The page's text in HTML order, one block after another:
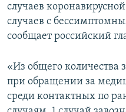
поискуИНФОГРАФИКА
ТЕЛЕПРОЕКТ КРЫМ.РЕАЛИИ
ПРОПАВШИЕ БЕЗ ВЕСТИ
ПОБЕДИТЕЛЕЙ НЕ СУДЯТ?
КАК ОБОЙТИ
Українською
Qırımtatar
ПРИСОЕДИНЯЙТЕСЬ!
случаев
случаев с
сообщает российский
«Из общего количества
при обращении за
среди контактных по